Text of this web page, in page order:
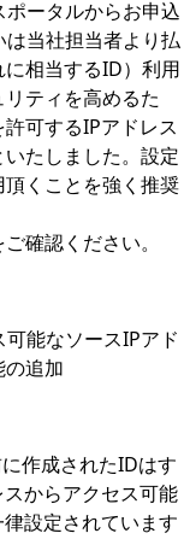
ータルからお申込
当社担当者より払
相当するID）利用
ティを高めるた
可するIPアドレス
たしました。設定
くことを強く推奨
ご確認ください。
能なソースIPアド
の追加
作成されたIDはす
からアクセス可能
設定されています